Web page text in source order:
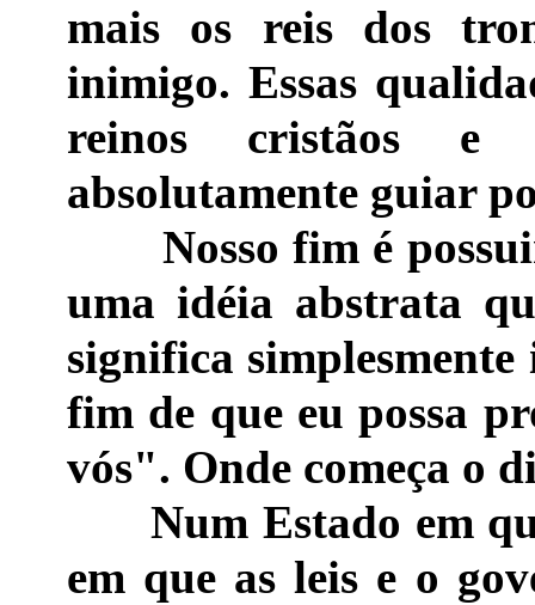
mais os reis dos
inimigo. Essas
reinos cristãos e
absolutamente guiar
Nosso fim é
uma idéia abstrata
significa
fim de que eu possa
vós". Onde começa o
Num Estado em
em que as leis e o